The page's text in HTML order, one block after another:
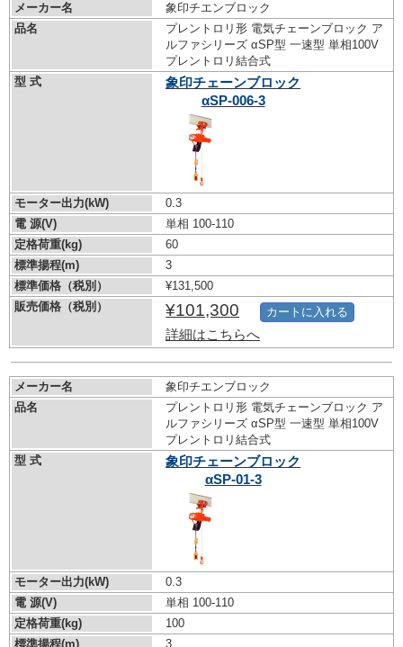
メーカー名
象印チエンブロック
品名
プレントロリ形 電気チェーンブロック ア
ルファシリーズ αSP型 一速型 単相100V
プレントロリ結合式
型 式
象印チェーンブロック
αSP-006-3
モーター出力(kW)
0.3
電 源(V)
単相 100-110
定格荷重(kg)
60
標準揚程(m)
3
標準価格（税別）
¥131,500
販売価格（税別）
¥101,300
詳細はこちらへ
カートに入れる
メーカー名
象印チエンブロック
品名
プレントロリ形 電気チェーンブロック ア
ルファシリーズ αSP型 一速型 単相100V
プレントロリ結合式
型 式
象印チェーンブロック
αSP-01-3
モーター出力(kW)
0.3
電 源(V)
単相 100-110
定格荷重(kg)
100
標準揚程(m)
3